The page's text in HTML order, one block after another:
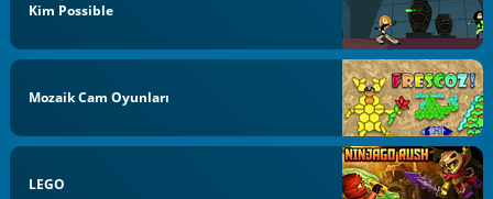
Kim Possible
Mozaik Cam Oyunları
LEGO